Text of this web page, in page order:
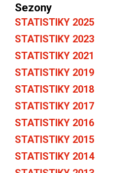
Sezony
STATISTIKY 2025
STATISTIKY 2023
STATISTIKY 2021
STATISTIKY 2019
STATISTIKY 2018
STATISTIKY 2017
STATISTIKY 2016
STATISTIKY 2015
STATISTIKY 2014